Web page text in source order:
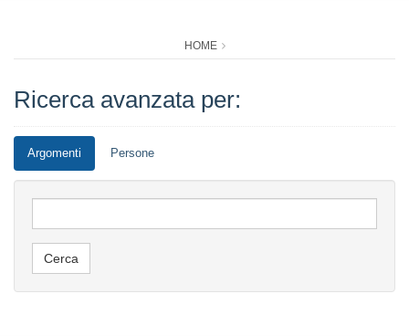
HOME
Ricerca avanzata per:
Argomenti Persone